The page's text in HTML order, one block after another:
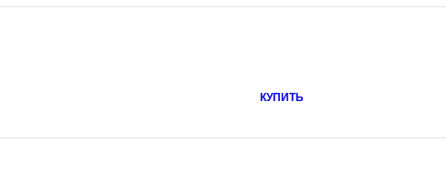
КУПИТЬ